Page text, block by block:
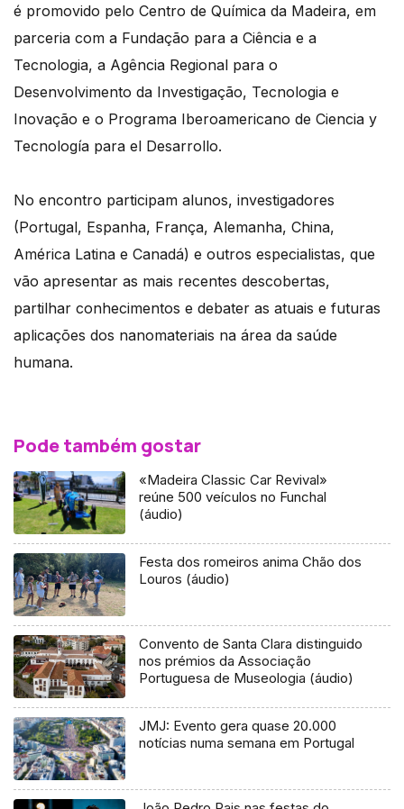
é promovido pelo Centro de Química da Madeira, em
parceria com a Fundação para a Ciência e a
Tecnologia, a Agência Regional para o
Desenvolvimento da Investigação, Tecnologia e
Inovação e o Programa Iberoamericano de Ciencia y
Tecnología para el Desarrollo.
No encontro participam alunos, investigadores
(Portugal, Espanha, França, Alemanha, China,
América Latina e Canadá) e outros especialistas, que
vão apresentar as mais recentes descobertas,
partilhar conhecimentos e debater as atuais e futuras
aplicações dos nanomateriais na área da saúde
humana.
Pode também gostar
«Madeira Classic Car Revival»
reúne 500 veículos no Funchal
(áudio)
Festa dos romeiros anima Chão dos
Louros (áudio)
Convento de Santa Clara distinguido
nos prémios da Associação
Portuguesa de Museologia (áudio)
JMJ: Evento gera quase 20.000
notícias numa semana em Portugal